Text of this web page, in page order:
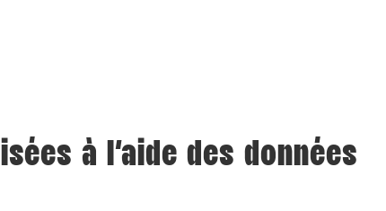
à l’aide des données